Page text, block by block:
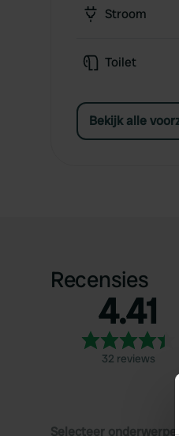
Stroom
Toilet
Bekijk alle
Recensies
4.41
32 reviews
Selecteer